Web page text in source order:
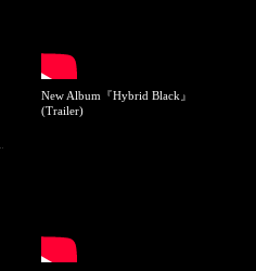
New Album『Hybrid Black』
(Trailer)